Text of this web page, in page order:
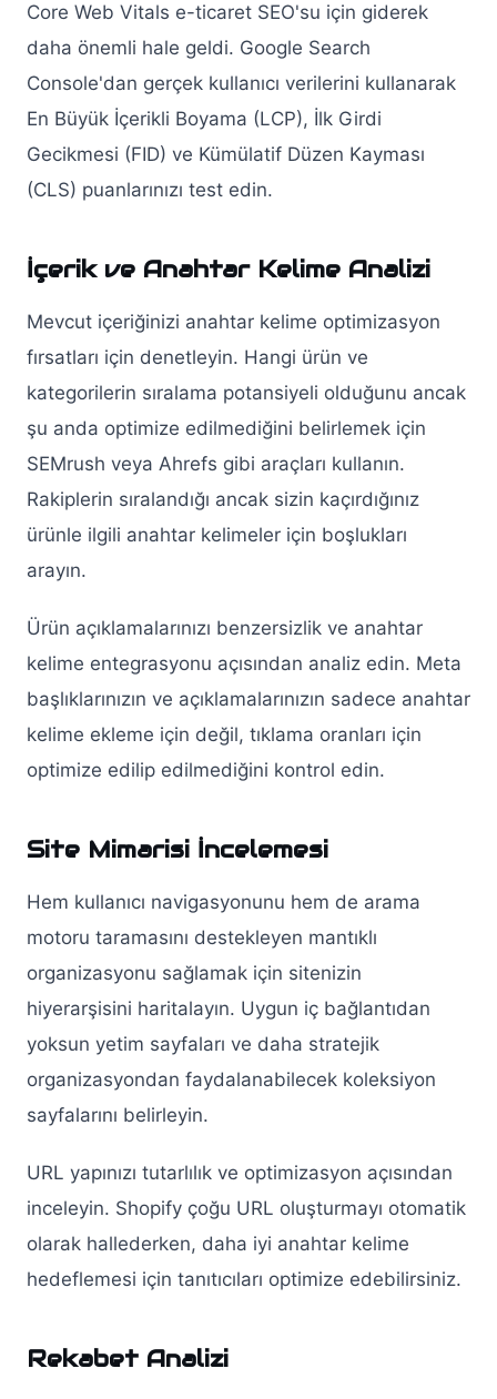
Core Web Vitals e-ticaret SEO'su için giderek
daha önemli hale geldi. Google Search
Console'dan gerçek kullanıcı verilerini kullanarak
En Büyük İçerikli Boyama (LCP), İlk Girdi
Gecikmesi (FID) ve Kümülatif Düzen Kayması
(CLS) puanlarınızı test edin.
İçerik ve Anahtar Kelime Analizi
Mevcut içeriğinizi anahtar kelime optimizasyon
fırsatları için denetleyin. Hangi ürün ve
kategorilerin sıralama potansiyeli olduğunu ancak
şu anda optimize edilmediğini belirlemek için
SEMrush veya Ahrefs gibi araçları kullanın.
Rakiplerin sıralandığı ancak sizin kaçırdığınız
ürünle ilgili anahtar kelimeler için boşlukları
arayın.
Ürün açıklamalarınızı benzersizlik ve anahtar
kelime entegrasyonu açısından analiz edin. Meta
başlıklarınızın ve açıklamalarınızın sadece anahtar
kelime ekleme için değil, tıklama oranları için
optimize edilip edilmediğini kontrol edin.
Site Mimarisi İncelemesi
Hem kullanıcı navigasyonunu hem de arama
motoru taramasını destekleyen mantıklı
organizasyonu sağlamak için sitenizin
hiyerarşisini haritalayın. Uygun iç bağlantıdan
yoksun yetim sayfaları ve daha stratejik
organizasyondan faydalanabilecek koleksiyon
sayfalarını belirleyin.
URL yapınızı tutarlılık ve optimizasyon açısından
inceleyin. Shopify çoğu URL oluşturmayı otomatik
olarak hallederken, daha iyi anahtar kelime
hedeflemesi için tanıtıcıları optimize edebilirsiniz.
Rekabet Analizi